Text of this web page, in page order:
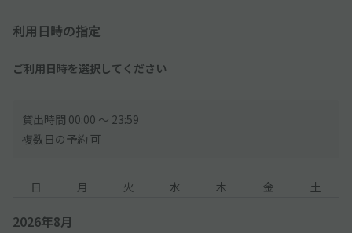
利用日時の指定
ご利用日時を選択してください
貸出時間 00:00 〜 23:59
複数日の予約 可
日 月 火 水 木 金 土
2026年8月